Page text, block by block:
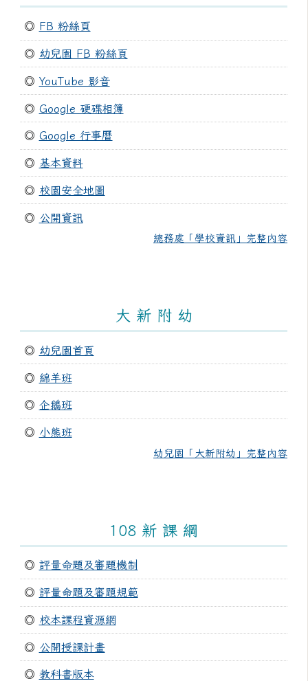
◎ FB 粉絲頁
◎ 幼兒園 FB 粉絲頁
◎ YouTube 影音
◎ Google 硬碟相簿
◎ Google 行事曆
◎ 基本資料
◎ 校園安全地圖
◎ 公開資訊
總務處「學校資訊」完整內容
大 新 附 幼
◎ 幼兒園首頁
◎ 綿羊班
◎ 企鵝班
◎ 小熊班
幼兒園「大新附幼」完整內容
108 新 課 綱
◎ 評量命題及審題機制
◎ 評量命題及審題規範
◎ 校本課程資源網
◎ 公開授課計畫
◎ 教科書版本